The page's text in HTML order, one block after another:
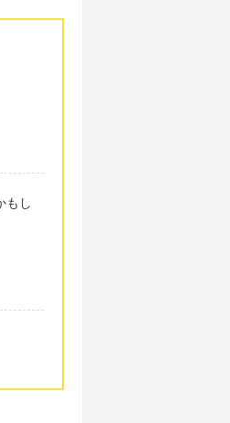
もし